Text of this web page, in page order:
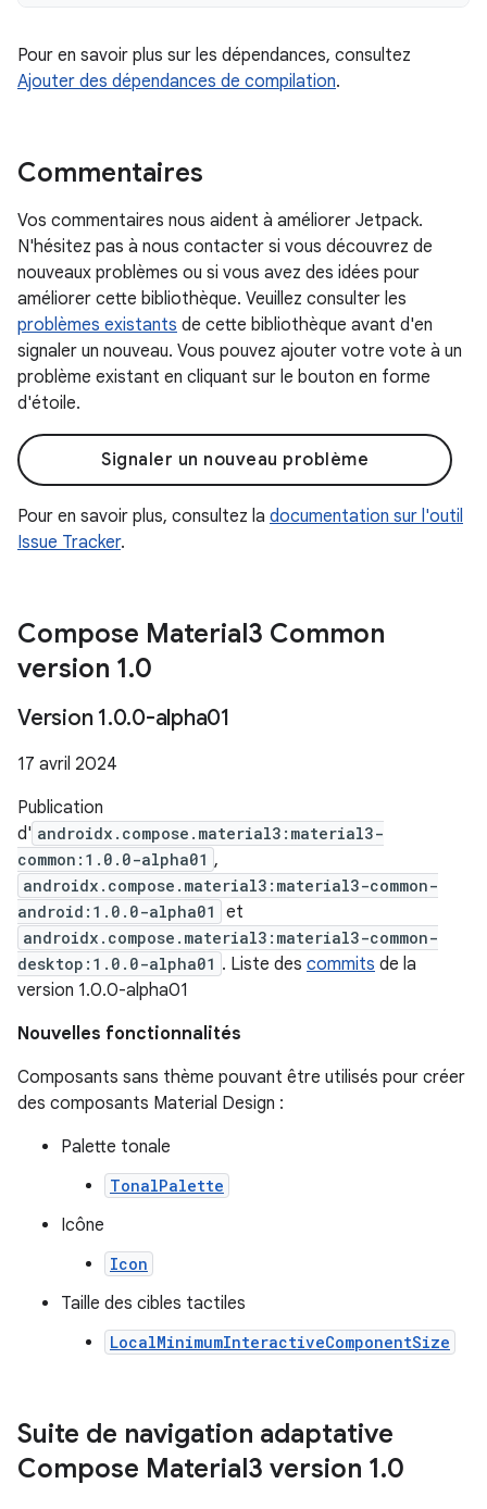
Pour en savoir plus sur les dépendances, consultez
Ajouter des dépendances de compilation.
Commentaires
Vos commentaires nous aident à améliorer Jetpack.
N'hésitez pas à nous contacter si vous découvrez de
nouveaux problèmes ou si vous avez des idées pour
améliorer cette bibliothèque. Veuillez consulter les
problèmes existants de cette bibliothèque avant d'en
signaler un nouveau. Vous pouvez ajouter votre vote à un
problème existant en cliquant sur le bouton en forme
d'étoile.
Signaler un nouveau problème
Pour en savoir plus, consultez la documentation sur l'outil
Issue Tracker.
Compose Material3 Common
version 1.0
Version 1.0.0-alpha01
17 avril 2024
Publication
d' androidx.compose.material3:material3-
common:1.0.0-alpha01 ,
androidx.compose.material3:material3-common-
android:1.0.0-alpha01
et
androidx.compose.material3:material3-common-
desktop:1.0.0-alpha01 . Liste des commits de la
version 1.0.0-alpha01
Nouvelles fonctionnalités
Composants sans thème pouvant être utilisés pour créer
des composants Material Design :
Palette tonale
TonalPalette
Icône
Icon
Taille des cibles tactiles
LocalMinimumInteractiveComponentSize
Suite de navigation adaptative
Compose Material3 version 1.0